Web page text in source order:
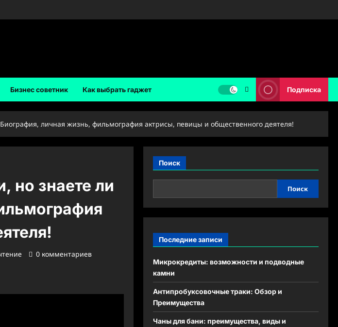
Бизнес советник Как выбрать гаджет Подписка
личная жизнь, фильмография актрисы, певицы и общественного деятеля!
но знаете ли
0 комментариев
Поиск
Поиск
Последние записи
Микрокредиты: возможности и подводные
камни
Антипробуксовочные траки: Обзор и
Преимущества
Чаны для бани: преимущества, виды и